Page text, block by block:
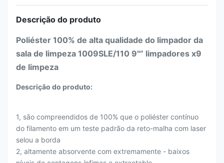
Descrição do produto
Poliéster 100% de alta qualidade do limpador da
sala de limpeza 1009SLE/110 9"” limpadores x9
de limpeza
Descrição do produto:
1, são compreendidos de 100% que o poliéster contínuo
do filamento em um teste padrão da reto-malha com laser
selou a borda
2, altamente absorvente com extremamente - baixos